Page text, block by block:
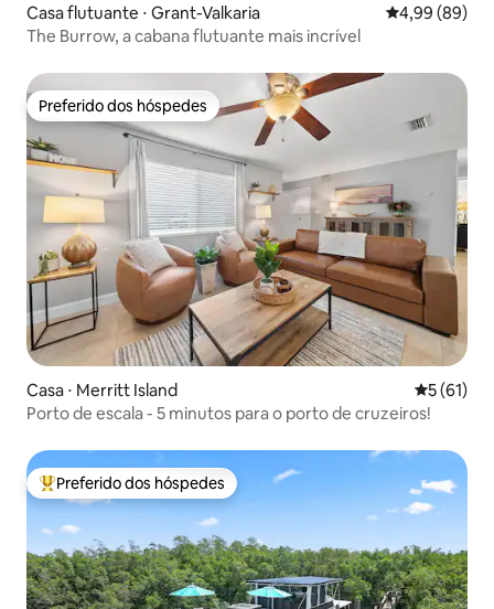
Casa flutuante ⋅ Grant-Valkaria 4,99 de uma
4,99 (89)
The Burrow, a cabana flutuante mais incrível
Preferido dos hóspedes
Preferido dos hóspedes
Casa ⋅ Merritt Island 5 de uma
5 (61)
Porto de escala - 5 minutos para o porto de cruzeiros!
Entre os melhores preferidos dos hóspedes
Preferido dos hóspedes